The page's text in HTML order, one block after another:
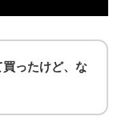
ったけど、な